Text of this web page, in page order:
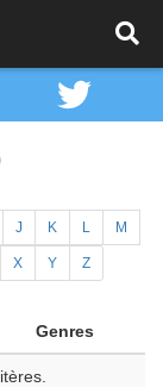
J K L M
X Y Z
Genres